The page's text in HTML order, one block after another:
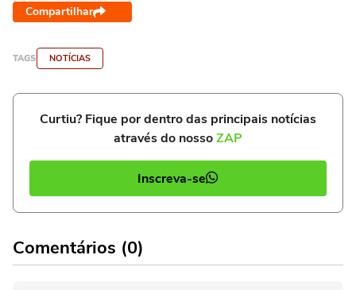
Compartilhar
TAGS NOTÍCIAS
Curtiu? Fique por dentro das principais notícias
através do nossoZAP
Inscreva-se
Comentários (0)